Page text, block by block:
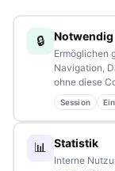
kennen eine
Schreiben Sie
Lesern bleiben wir
Partnerschaften:
🔒 Notwendig
Ermöglichen
Navigation,
ohne diese
Session
📊 Statistik
Interne